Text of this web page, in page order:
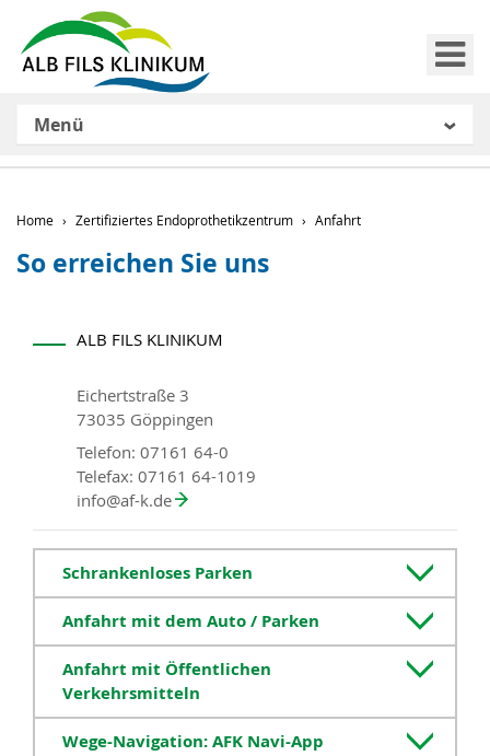
Menü
Home Zertifiziertes Endoprothetikzentrum Anfahrt
So erreichen Sie uns
ALB FILS KLINIKUM
Eichertstraße 3
73035 Göppingen
Telefon: 07161 64-0
Telefax: 07161 64-1019
info@af-k.de
Schrankenloses Parken
Anfahrt mit dem Auto / Parken
Anfahrt mit Öffentlichen
Verkehrsmitteln
Wege-Navigation: AFK Navi-App